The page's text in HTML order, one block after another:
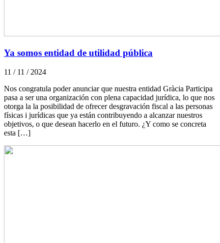
Ya somos entidad de utilidad pública
11 / 11 / 2024
Nos congratula poder anunciar que nuestra entidad Gràcia Participa
pasa a ser una organización con plena capacidad jurídica, lo que nos
otorga la la posibilidad de ofrecer desgravación fiscal a las personas
físicas i jurídicas que ya están contribuyendo a alcanzar nuestros
objetivos, o que desean hacerlo en el futuro. ¿Y como se concreta
esta […]